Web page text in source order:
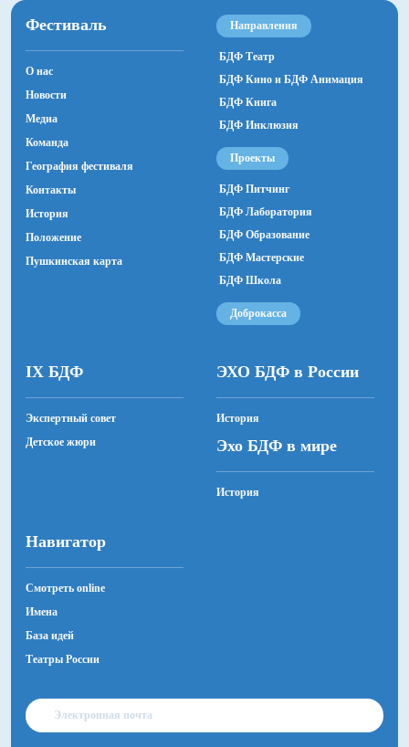
Фестиваль
О нас
Новости
Медиа
Команда
География фестиваля
Контакты
История
Положение
Пушкинская карта
Направления
БДФ Театр
БДФ Кино и БДФ Анимация
БДФ Книга
БДФ Инклюзия
Проекты
БДФ Питчинг
БДФ Лаборатория
БДФ Образование
БДФ Мастерские
БДФ Школа
Доброкасса
IX БДФ
Экспертный совет
Детское жюри
ЭХО БДФ в России
История
Эхо БДФ в мире
История
Навигатор
Смотреть online
Имена
База идей
Театры России